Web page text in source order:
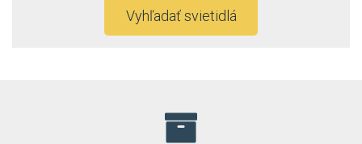
Vyhľadať svietidlá